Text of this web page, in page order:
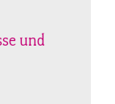
und